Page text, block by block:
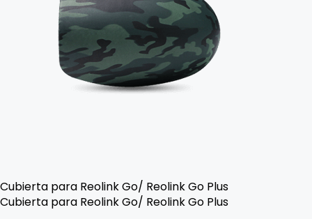
Cubierta para Reolink Go/ Reolink Go Plus
Cubierta para Reolink Go/ Reolink Go Plus